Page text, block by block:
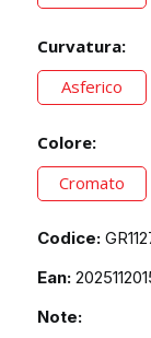
Curvatura:
Asferico
Colore:
Cromato
Codice:
Ean:
Note: